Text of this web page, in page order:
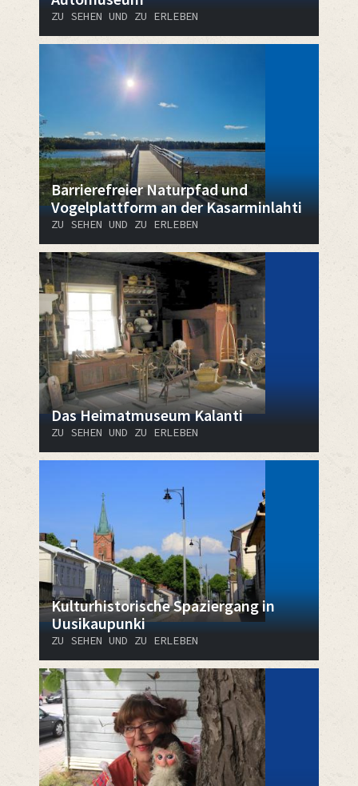
ZU SEHEN UND ZU ERLEBEN
Barrierefreier Naturpfad und
Vogelplattform an der Kasarminlahti
ZU SEHEN UND ZU ERLEBEN
Das Heimatmuseum Kalanti
ZU SEHEN UND ZU ERLEBEN
Kulturhistorische Spaziergang in
Uusikaupunki
ZU SEHEN UND ZU ERLEBEN